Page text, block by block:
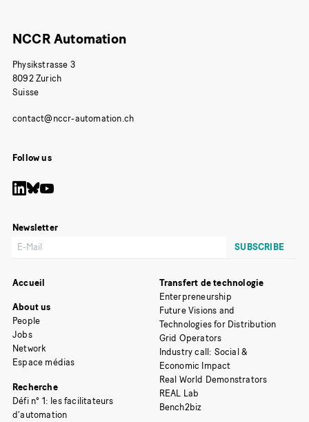
NCCR Automation
Physikstrasse 3
8092 Zurich
Suisse
Follow us
Newsletter
Accueil
About us
People
Jobs
Network
Espace médias
Recherche
Défi n° 1: les facilitateurs
d’automation
Transfert de technologie
Enterpreneurship
Future Visions and
Technologies for Distribution
Grid Operators
Industry call: Social &
Economic Impact
Real World Demonstrators
REAL Lab
Bench2biz